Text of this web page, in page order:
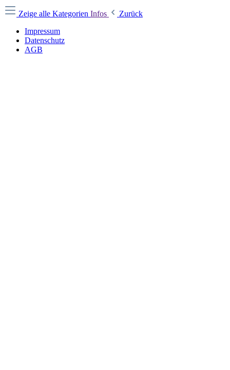
Zeige alle Kategorien Infos
Zurück
Impressum
Datenschutz
AGB